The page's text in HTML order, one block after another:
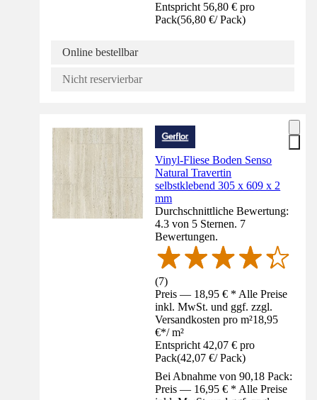
Entspricht 56,80 € pro
Pack(56,80 €/ Pack)
Online bestellbar
Nicht reservierbar
Vinyl-Fliese Boden Senso
Natural Travertin
selbstklebend 305 x 609 x 2
mm
Durchschnittliche Bewertung:
4.3 von 5 Sternen. 7
Bewertungen.
(7)
Preis — 18,95 € * Alle Preise
inkl. MwSt. und ggf. zzgl.
Versandkosten pro m²18,95
€*/ m²
Entspricht 42,07 € pro
Pack(42,07 €/ Pack)
Bei Abnahme von 90,18 Pack:
Preis — 16,95 € * Alle Preise